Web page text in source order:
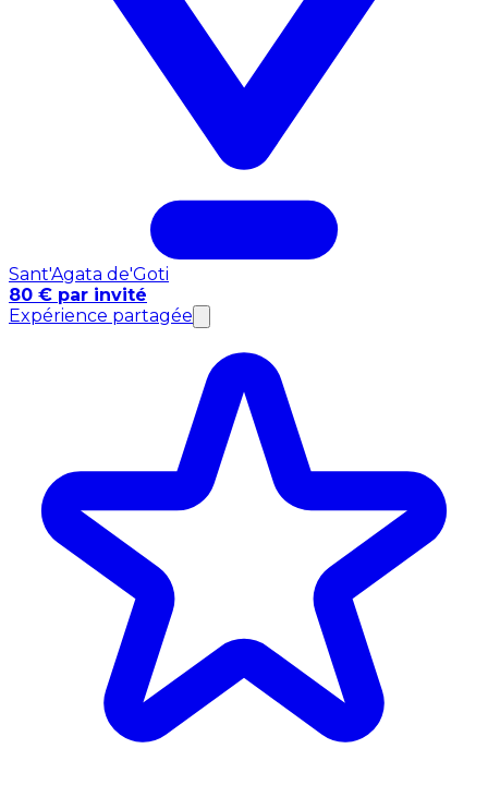
Sant'Agata de'Goti
80 € par invité
Expérience partagée